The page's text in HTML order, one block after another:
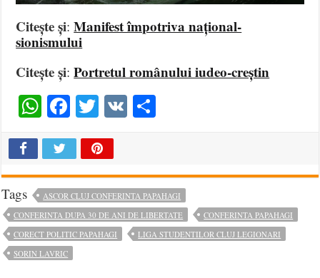
Citește și:Manifest împotriva național-
sionismului
Citește și:Portretul românului iudeo-creștin
WhatsApp
Facebook
Twitter
VK
Tags
ASCOR CLUJ CONFERINTA PAPAHAGI
CONFERINTA DUPA 30 DE ANI DE LIBERTATE
CONFERINTA PAPAHAGI
CORECT POLITIC PAPAHAGI
LIGA STUDENTILOR CLUJ LEGIONARI
SORIN LAVRIC